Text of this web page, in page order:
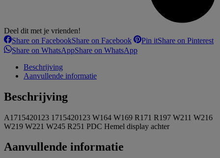
Deel dit met je vrienden!
Share on FacebookShare on Facebook Pin itShare on Pinterest
Share on WhatsAppShare on WhatsApp
Beschrijving
Aanvullende informatie
Beschrijving
A1715420123 1715420123 W164 W169 R171 R197 W211 W216
W219 W221 W245 R251 PDC Hemel display achter
Aanvullende informatie